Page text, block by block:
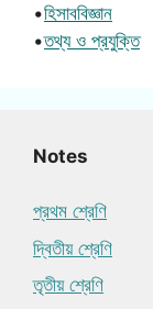
•হিসাববিজ্ঞান
•তথ্য ও প্রযুক্তি
Notes
প্রথম শ্রেণি
দ্বিতীয় শ্রেণি
তৃতীয় শ্রেণি